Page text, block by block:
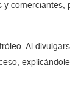
comerciantes,
Al